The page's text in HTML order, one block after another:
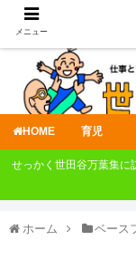
HOME 育児
せっかく世田谷万葉集に
ホーム ベース
メニュー